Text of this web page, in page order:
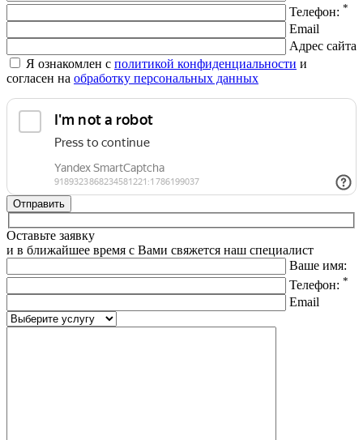
Телефон: *
Email
Адрес сайта
Я ознакомлен с политикой конфиденциальности и
согласен на обработку персональных данных
Оставьте заявку
и в ближайшее время с Вами свяжется наш специалист
Ваше имя:
Телефон: *
Email